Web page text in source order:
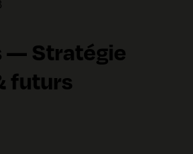
/
— Stratégie
futurs